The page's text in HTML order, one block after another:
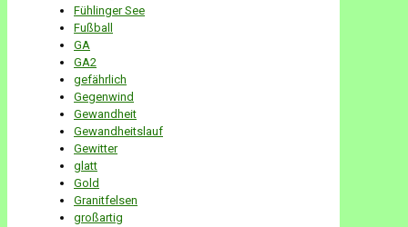
Fühlinger See
Fußball
GA
GA2
gefährlich
Gegenwind
Gewandheit
Gewandheitslauf
Gewitter
glatt
Gold
Granitfelsen
großartig